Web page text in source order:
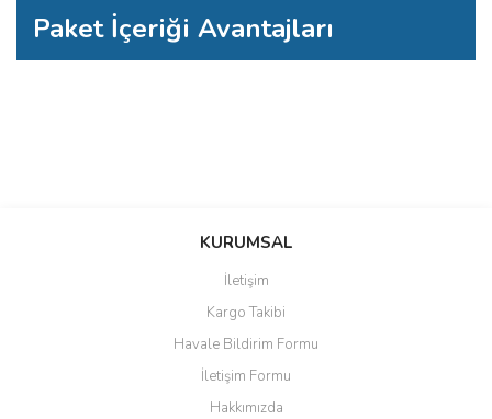
Paket İçeriği Avantajları
Görüş ve önerileriniz için teşekkür ederiz.
Ürün resmi kalitesiz, bozuk veya görüntülenemiyor.
Ürün açıklamasında eksik bilgiler bulunuyor.
Ürün bilgilerinde hatalar bulunuyor.
KURUMSAL
İletişim
Kargo Takibi
Havale Bildirim Formu
İletişim Formu
Hakkımızda